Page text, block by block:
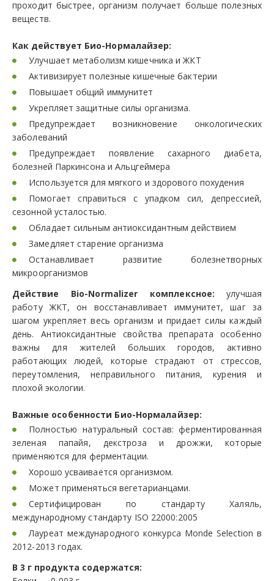
проходит быстрее, организм получает больше полезных
веществ.
Как действует Био-Нормалайзер:
Улучшает метаболизм кишечника и ЖКТ
Активизирует полезные кишечные бактерии
Повышает общий иммунитет
Укрепляет защитные силы организма.
Предупреждает возникновение онкологических
заболеваний
Предупреждает появление сахарного диабета,
болезней Паркинсона и Альцгеймера
Используется для мягкого и здорового похудения
Помогает справиться с упадком сил, депрессией,
сезонной усталостью.
Обладает сильным антиоксидантным действием
Замедляет старение организма
Останавливает развитие болезнетворных
микроорганизмов
Действие Bio-Normalizer комплексное: улучшая
работу ЖКТ, он восстанавливает иммунитет, шаг за
шагом укрепляет весь организм и придает силы каждый
день. Антиоксидантные свойства препарата особенно
важны для жителей больших городов, активно
работающих людей, которые страдают от стрессов,
переутомления, неправильного питания, курения и
плохой экологии.
Важные особенности Био-Нормалайзер:
Полностью натуральный состав: ферментированная
зеленая папайя, декстроза и дрожжи, которые
применяются для ферментации.
Хорошо усваивается организмом.
Может применяться вегетарианцами.
Сертифицирован по стандарту Халяль,
международному стандарту ISO 22000:2005
Лауреат международного конкурса Monde Selection в
2012-2013 годах.
В 3 г продукта содержатся: